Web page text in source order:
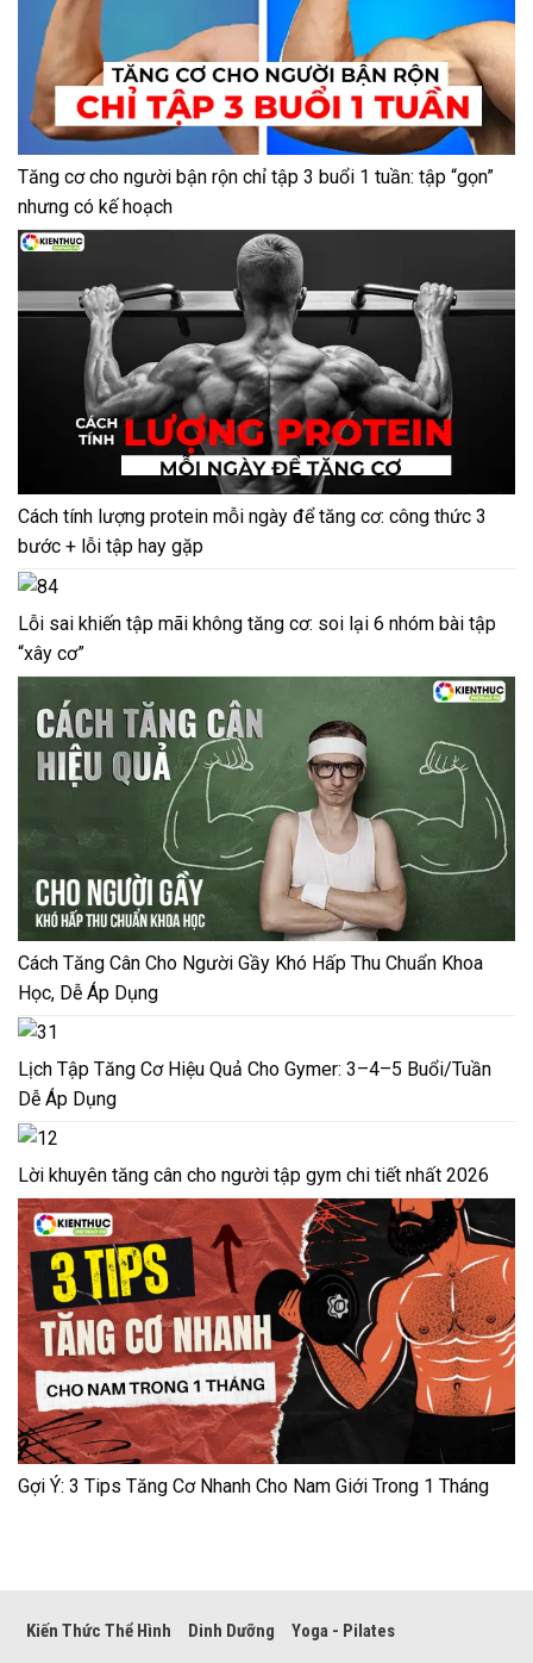
Tăng cơ cho người bận rộn chỉ tập 3 buổi 1 tuần: tập “gọn”
nhưng có kế hoạch
Cách tính lượng protein mỗi ngày để tăng cơ: công thức 3
bước + lỗi tập hay gặp
Lỗi sai khiến tập mãi không tăng cơ: soi lại 6 nhóm bài tập
“xây cơ”
Cách Tăng Cân Cho Người Gầy Khó Hấp Thu Chuẩn Khoa
Học, Dễ Áp Dụng
Lịch Tập Tăng Cơ Hiệu Quả Cho Gymer: 3–4–5 Buổi/Tuần
Dễ Áp Dụng
Lời khuyên tăng cân cho người tập gym chi tiết nhất 2026
Gợi Ý: 3 Tips Tăng Cơ Nhanh Cho Nam Giới Trong 1 Tháng
Kiến Thức Thể Hình Dinh Dưỡng Yoga - Pilates